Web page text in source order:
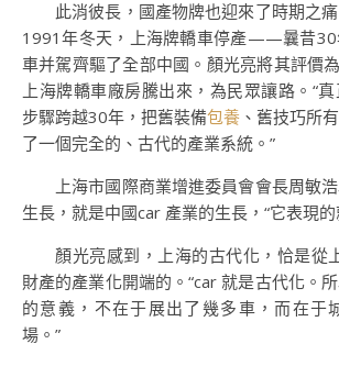
此消彼長，國產物牌也迎來了時期之
1991年冬天，上海牌轎車停產——曩昔30
車并駕齊驅了全部中國。顏光亮將其評價
上海牌轎車廠房騰出來，為民眾讓路。“
步驟跨越30年，把舊裝備包養 、舊技巧所
了一個完全的、古代的產業系統。”
上海市國際商業增進委員會會長周敏
生長，就是中國car 產業的生長，“它表現的
顏光亮感到，上海的古代化，恰是從
財產的產業化開端的。“car 就是古代化。
的意義，不在于展出了幾多車，而在于
場。”